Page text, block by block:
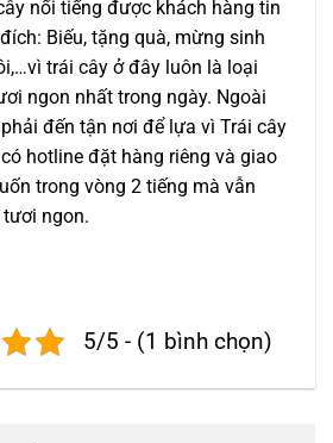
nổi tiếng được khách hàng tin
Biếu, tặng quà, mừng sinh
trái cây ở đây luôn là loại
ngon nhất trong ngày. Ngoài
đến tận nơi để lựa vì Trái cây
hotline đặt hàng riêng và giao
trong vòng 2 tiếng mà vẫn
ngon.
5/5 - (1 bình chọn)